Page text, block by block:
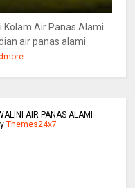
Kolam Air Panas Alami
air panas alami
AIR PANAS ALAMI
Themes24x7